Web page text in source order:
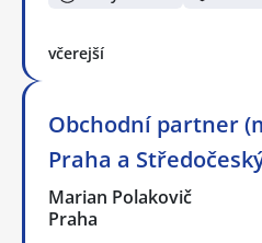
včerejší
Obchodní partner
Praha a
Marian Polakovič
Praha